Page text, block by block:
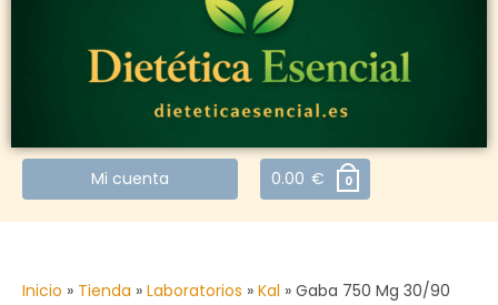
Mi cuenta 0.00 € 0
Inicio » Tienda » Laboratorios » Kal » Gaba 750 Mg 30/90